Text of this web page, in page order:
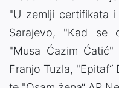
"U zemlji certifikata i
Sarajevo, "Kad se
"Musa Ćazim Ćatić"
Franjo Tuzla,